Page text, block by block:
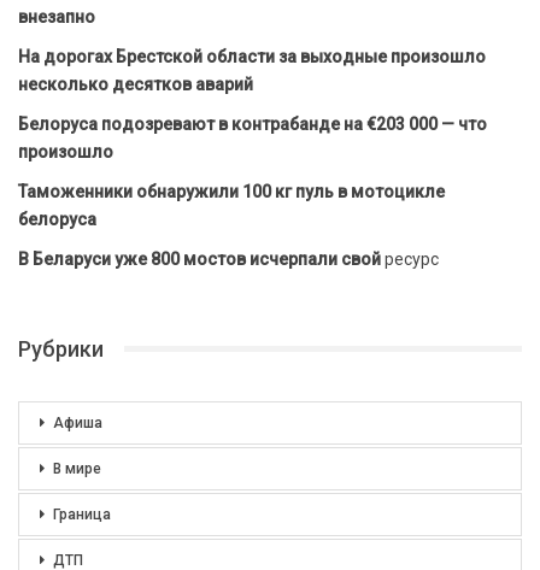
внезапно
На дорогах Брестской области за выходные произошло
несколько десятков аварий
Белоруса подозревают в контрабанде на €203 000 — что
произошло
Таможенники обнаружили 100 кг пуль в мотоцикле
белоруса
В Беларуси уже 800 мостов исчерпали свойресурс
Рубрики
Афиша
В мире
Граница
ДТП